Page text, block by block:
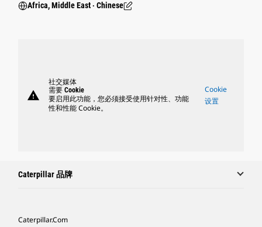
Africa, Middle East ‧ Chinese
warning
社交媒体
需要 Cookie
要启用此功能，您必须接受使用针对性、功能
性和性能 Cookie。
Cookie
设置
Caterpillar 品牌
Caterpillar.com